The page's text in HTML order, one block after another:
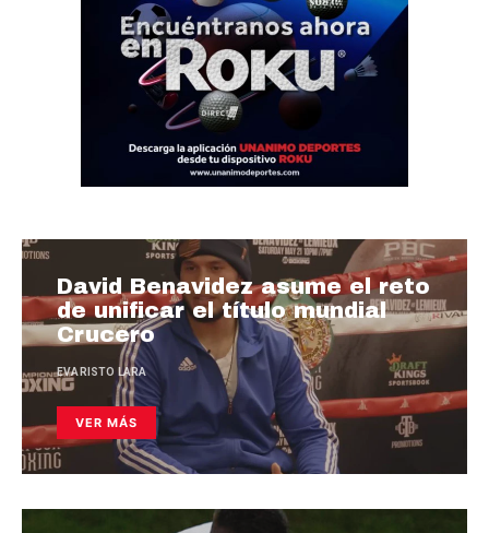
David Benavidez asume el reto
de unificar el título mundial
Crucero
EVARISTO LARA
VER MÁS